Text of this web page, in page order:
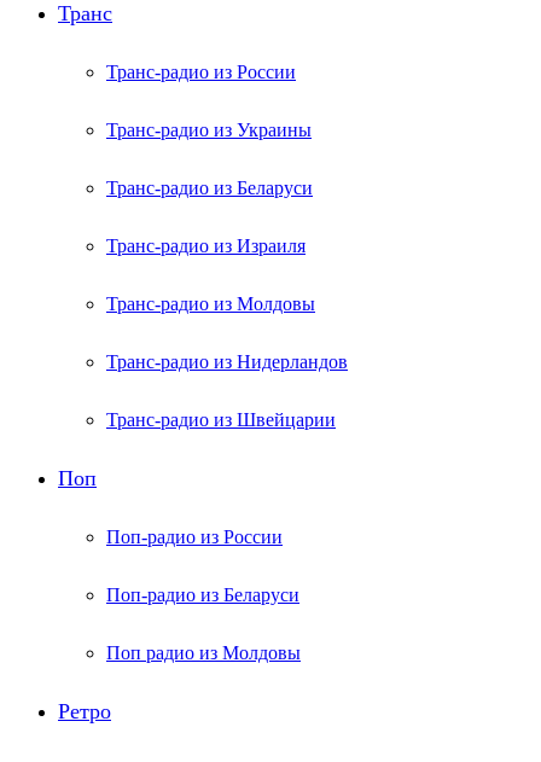
Транс
Транс-радио из России
Транс-радио из Украины
Транс-радио из Беларуси
Транс-радио из Израиля
Транс-радио из Молдовы
Транс-радио из Нидерландов
Транс-радио из Швейцарии
Поп
Поп-радио из России
Поп-радио из Беларуси
Поп радио из Молдовы
Ретро